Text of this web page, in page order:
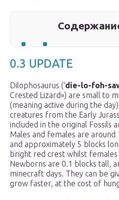
0.3 UPDATE
Dilophosaurus (‘die-lo-foh-
Crested Lizard») are small to
(meaning active during the
creatures from the Early
included in the original Fossils
Males and females are
and approximately 5 blocks
bright red crest whilst females
Newborns are 0.1 blocks tall,
minecraft days. They can be
grow faster, at the cost of